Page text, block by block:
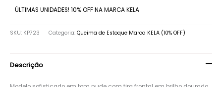
ÚLTIMAS UNIDADES! 10% OFF NA MARCA KELA
SKU: KP723 Categoria: Queima de Estoque Marca KELA (10% OFF)
Descrição